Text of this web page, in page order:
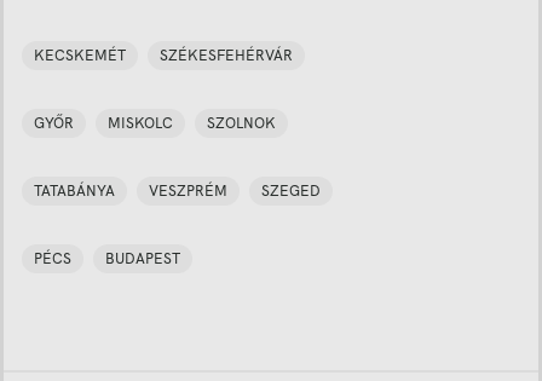
KECSKEMÉT SZÉKESFEHÉRVÁR
GYŐR MISKOLC SZOLNOK
TATABÁNYA VESZPRÉM SZEGED
PÉCS BUDAPEST